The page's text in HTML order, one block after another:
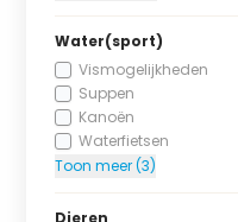
Water(sport)
Vismogelijkheden
Suppen
Kanoën
Waterfietsen
Toon meer (3)
Dieren